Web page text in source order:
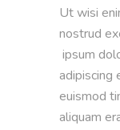
Ut wisi
nostrud
ipsum
adipiscing
euismod
aliquam